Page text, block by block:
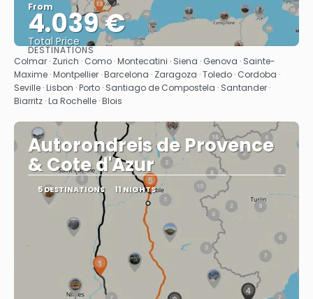
From
4.039 €
Total Price
See
DESTINATIONS
Colmar · Zurich · Como · Montecatini · Siena · Genova · Sainte-
Maxime · Montpellier · Barcelona · Zaragoza · Toledo · Cordoba ·
Seville · Lisbon · Porto · Santiago de Compostela · Santander ·
Biarritz · La Rochelle · Blois
Autorondreis de Provence
& Cote d'Azur
5 DESTINATIONS 11 NIGHTS